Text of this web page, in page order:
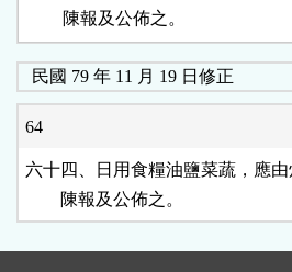
        陳報及公佈之。
民國 79 年 11 月 19 日修正
64
六十四、日用食糧油鹽菜蔬，應
        陳報及公佈之。